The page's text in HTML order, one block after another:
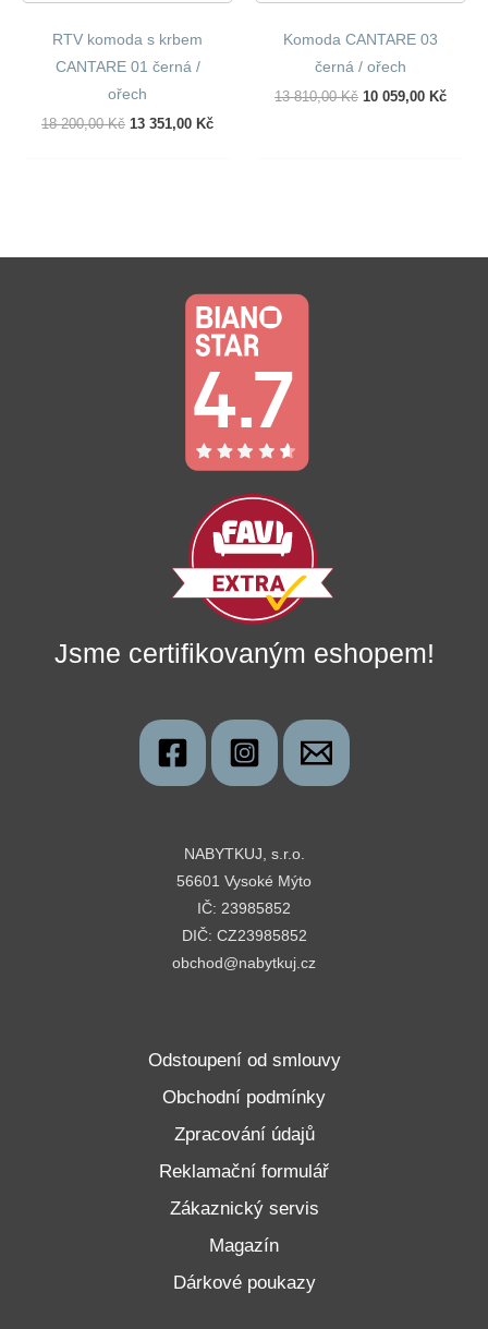
RTV komoda s krbem
CANTARE 01 černá /
ořech
18 200,00Kč Původní
13 351,00 KčAktuální
Komoda CANTARE 03
černá / ořech
13 810,00Kč Původní
10 059,00 Kč
Jsme certifikovaným eshopem!
NABYTKUJ, s.r.o.
56601 Vysoké Mýto
IČ: 23985852
DIČ: CZ23985852
obchod@nabytkuj.cz
Odstoupení od smlouvy
Obchodní podmínky
Zpracování údajů
Reklamační formulář
Zákaznický servis
Magazín
Dárkové poukazy